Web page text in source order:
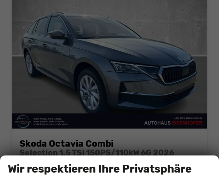
Skoda Octavia Combi
Selection 1.5 TSI 150PS/110kW 6G 2026
Wir respektieren Ihre Privatsphäre